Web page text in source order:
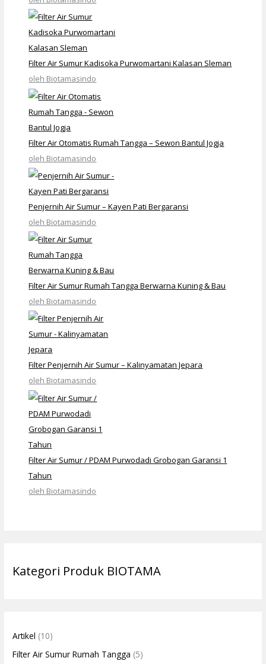
Filter Air Sumur Kadisoka Purwomartani Kalasan Sleman
oleh Biotamasindo
Filter Air Otomatis Rumah Tangga – Sewon Bantul Jogja
oleh Biotamasindo
Penjernih Air Sumur – Kayen Pati Bergaransi
oleh Biotamasindo
Filter Air Sumur Rumah Tangga Berwarna Kuning & Bau
oleh Biotamasindo
Filter Penjernih Air Sumur – Kalinyamatan Jepara
oleh Biotamasindo
Filter Air Sumur / PDAM Purwodadi Grobogan Garansi 1
Tahun
oleh Biotamasindo
Kategori Produk BIOTAMA
Artikel (10)
Filter Air Sumur Rumah Tangga (5)